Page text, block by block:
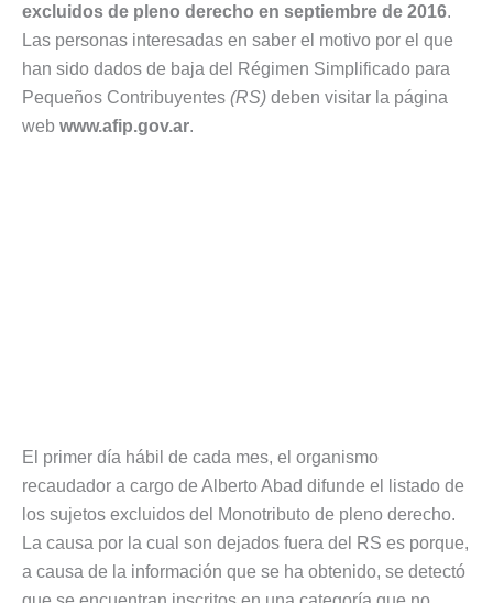
excluidos de pleno derecho en septiembre de 2016.
Las personas interesadas en saber el motivo por el que
han sido dados de baja del Régimen Simplificado para
Pequeños Contribuyentes (RS) deben visitar la página
web www.afip.gov.ar.
El primer día hábil de cada mes, el organismo
recaudador a cargo de Alberto Abad difunde el listado de
los sujetos excluidos del Monotributo de pleno derecho.
La causa por la cual son dejados fuera del RS es porque,
a causa de la información que se ha obtenido, se detectó